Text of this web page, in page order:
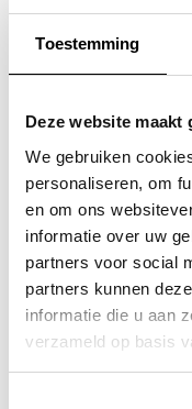
Toestemming
Deze website maakt
We gebruiken
personaliseren, om
en om ons
informatie over uw
partners voor social
partners kunnen
informatie die u aan
verzameld op basis